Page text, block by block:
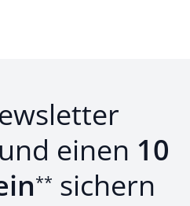
einen 10
** sichern